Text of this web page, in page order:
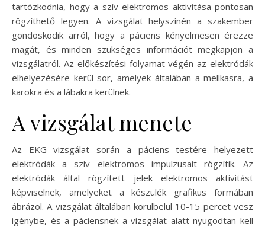
tartózkodnia, hogy a szív elektromos aktivitása pontosan
rögzíthető legyen. A vizsgálat helyszínén a szakember
gondoskodik arról, hogy a páciens kényelmesen érezze
magát, és minden szükséges információt megkapjon a
vizsgálatról. Az előkészítési folyamat végén az elektródák
elhelyezésére kerül sor, amelyek általában a mellkasra, a
karokra és a lábakra kerülnek.
A vizsgálat menete
Az EKG vizsgálat során a páciens testére helyezett
elektródák a szív elektromos impulzusait rögzítik. Az
elektródák által rögzített jelek elektromos aktivitást
képviselnek, amelyeket a készülék grafikus formában
ábrázol. A vizsgálat általában körülbelül 10-15 percet vesz
igénybe, és a páciensnek a vizsgálat alatt nyugodtan kell